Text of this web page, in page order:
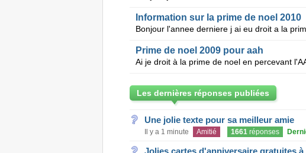
Information sur la prime de noel 2010
Prime de noel 2009 pour aah
Les dernières réponses publiées
Une jolie texte pour sa meilleur amie
Il y a 1 minute Amitié 1661réponses
Jolies cartes d'anniversaire gratuites